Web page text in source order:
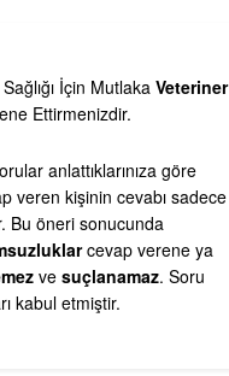
Sağlığı İçin Mutlaka Veteriner
Ettirmenizdir.
anlattıklarınıza göre
veren kişinin cevabı sadece
Bu öneri sonucunda
cevap verene ya
ve suçlanamaz. Soru
kabul etmiştir.